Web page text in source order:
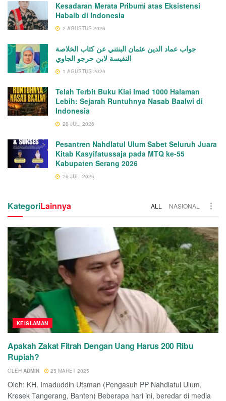
Kesadaran Merata Pribumi atas Eksistensi
Habaib di Indonesia
2 AGUSTUS 2026
جواب عماد الدين عثمان البنتني عن كتاب الخلاصة
النفيسة لابن حرجو الجاوي
1 AGUSTUS 2026
Telah Terbit Buku Kiai Imad 1000 Halaman
Lebih: Sejarah Runtuhnya Nasab Baalwi di
Indonesia
28 JULI 2026
Pesantren Nahdlatul Ulum Sabet Seluruh Juara
Kitab Kasyifatussaja pada MTQ ke-55
Kabupaten Serang 2026
26 JULI 2026
KategoriLainnya ALL NASIONAL
KEISLAMAN
Apakah Zakat Fitrah Dengan Uang Harus 200 Ribu
Rupiah?
OLEH ADMIN 25 MARET 2025
Oleh: KH. Imaduddin Utsman (Pengasuh PP Nahdlatul Ulum,
Kresek Tangerang, Banten) Beberapa hari ini, beredar di media